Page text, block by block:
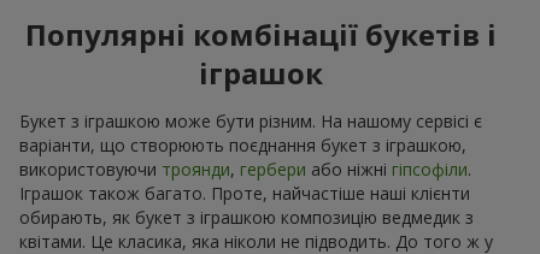
Популярні комбінації букетів і
іграшок
Букет з іграшкою може бути різним. На нашому сервісі є
варіанти, що створюють поєднання букет з іграшкою,
використовуючи троянди, гербери або ніжні гіпсофіли.
Іграшок також багато. Проте, найчастіше наші клієнти
обирають, як букет з іграшкою композицію ведмедик з
квітами. Це класика, яка ніколи не підводить. До того ж у